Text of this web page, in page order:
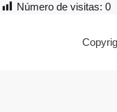
Número de visitas: 0